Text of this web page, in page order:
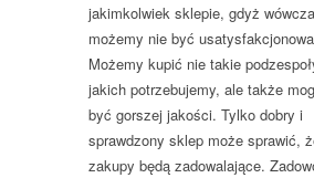
jakimkolwiek sklepie, gdyż
możemy nie być
Możemy kupić nie takie
jakich potrzebujemy, ale także
być gorszej jakości. Tylko dobry i
sprawdzony sklep może sprawić,
zakupy będą zadowalające.